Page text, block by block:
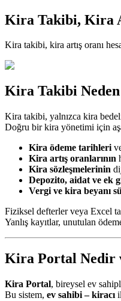
Kira Takibi, Kira
Kira takibi, kira artış oranı
Kira Takibi
Kira takibi, yalnızca kira
Doğru bir kira yönetimi için
Kira ödeme tarihleri
Kira artış oranlarının
Kira sözleşmelerinin
Depozito, aidat ve ek
Vergi ve kira beyanı
Fiziksel defterler veya Excel
Yanlış kayıtlar, unutulan
Kira Portal Nedir
Kira Portal, bireysel ev
Bu sistem, ev sahibi – kiracı